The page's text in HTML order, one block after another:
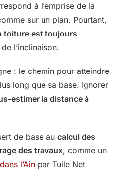
à l’emprise de la
sur un plan. Pourtant,
toiture est toujours
l’inclinaison.
: le chemin pour atteindre
long que sa base. Ignorer
estimer la distance à
de base au calcul des
des travaux, comme un
l’Ain par Tuile Net.